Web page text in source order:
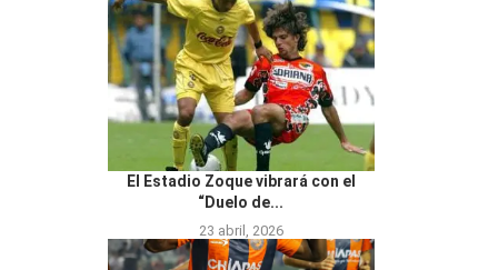
El Estadio Zoque vibrará con el
“Duelo de...
23 abril, 2026